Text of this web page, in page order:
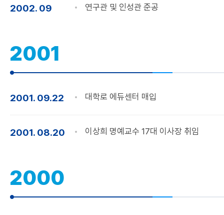
2002. 09 연구관 및 인성관 준공
2001
2001. 09.22 대학로 에듀센터 매입
2001. 08.20 이상희 명예교수 17대 이사장 취임
2000